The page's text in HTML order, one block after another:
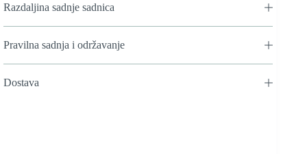
Razdaljina sadnje sadnica
Pravilna sadnja i održavanje
Dostava